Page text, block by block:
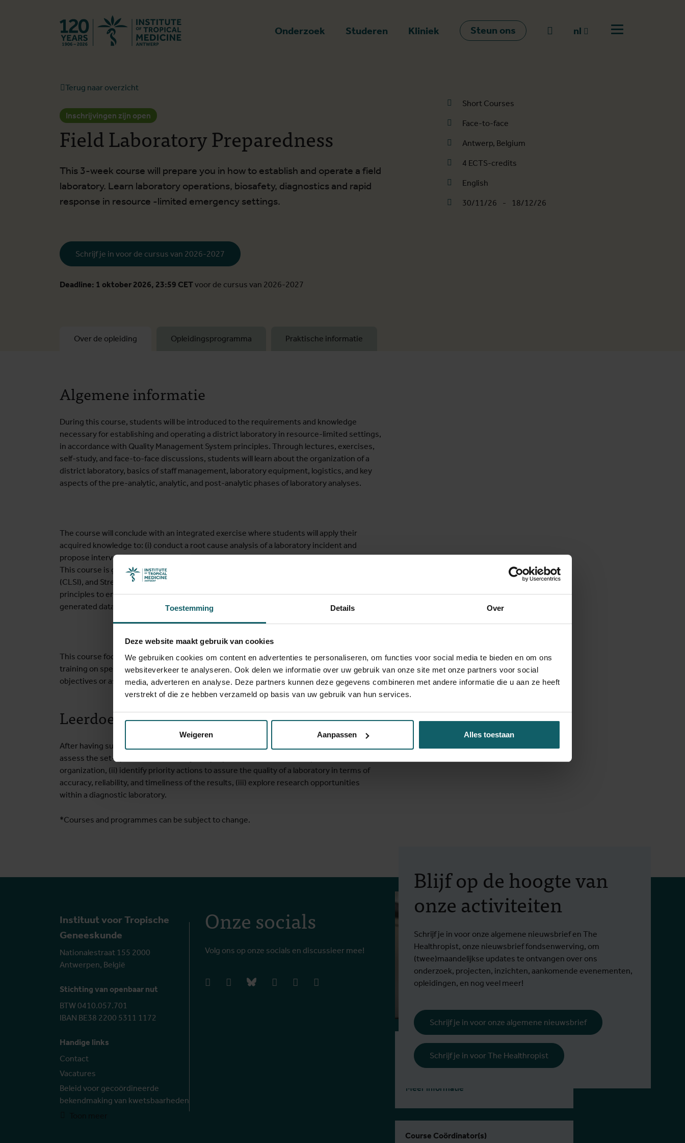
Toestemming Details Over
Deze website maakt gebruik van cookies
We gebruiken cookies om content en advertenties te personaliseren, om functies voor social media te bieden en om ons
websiteverkeer te analyseren. Ook delen we informatie over uw gebruik van onze site met onze partners voor social
media, adverteren en analyse. Deze partners kunnen deze gegevens combineren met andere informatie die u aan ze heeft
verstrekt of die ze hebben verzameld op basis van uw gebruik van hun services.
Weigeren Aanpassen Alles toestaan
Onderzoek Studeren Kliniek Steun ons Naar zoeken
nl
Open menu
Terug naar overzicht
Inschrijvingen zijn open
Field Laboratory Preparedness
This 3-week course will prepare you in how to establish and operate a field
laboratory. Learn laboratory operations, biosafety, diagnostics and rapid
response in resource -limited emergency settings.
Schrijf je in voor de cursus van 2026-2027
Deadline: 1 oktober 2026, 23:59 CETvoor de cursus van 2026-2027
Short Courses
Face-to-face
Antwerp, Belgium
4 ECTS-credits
English
30/11/26 - 18/12/26
Over de opleiding Opleidingsprogramma Praktische informatie
Algemene informatie
During this course, students will be introduced to the requirements and knowledge
necessary for establishing and operating a district laboratory in resource-limited settings,
in accordance with Quality Management System principles. Through lectures, exercises,
self-study, and face-to-face discussions, students will learn about the organization of a
district laboratory, basics of staff management, laboratory equipment, logistics, and key
aspects of the pre-analytic, analytic, and post-analytic phases of laboratory analyses.
The course will conclude with an integrated exercise where students will apply their
acquired knowledge to: (i) conduct a root cause analysis of a laboratory incident and
propose interventions, and (ii) discuss the establishment of a diagnostic evaluation study.
This course is grounded in ISO 15189, the Clinical and Laboratory Standards Institute
(CLSI), and Strengthening Laboratory Management Toward Accreditation (SLMTA)
principles to ensure the reliability, quality, consistency, and integrity of laboratory-
generated data.
This course focusses on laboratory quality management and does not include practical
training on specific diagnostic laboratory techniques, unless relevant to specific course
objectives or as part of a demonstration.
Leerdoelstellingen
After having successfully completed the course, participants should be able to (i) critically
assess the set-up of a field laboratory and propose interventions to improve its
organization, (ii) identify priority actions to assure the quality of a laboratory in terms of
accuracy, reliability, and timeliness of the results, (iii) explore research opportunities
within a diagnostic laboratory.
*Courses and programmes can be subject to change.
Inschrijvingsprijs
€ 679 EER / 1722 niet-EER
Meer informatie
Course Coördinator(s)
Instituut voor Tropische
Geneeskunde
Nationalestraat 155 2000
Antwerpen, België
Stichting van openbaar nut
BTW 0410.057.701
IBAN BE38 2200 5311 1172
Handige links
Contact
Vacatures
Beleid voor gecoördineerde
bekendmaking van kwetsbaarheden
Onze socials
Volg ons op onze socials en discussieer mee!
facebookinstagrambluesky linkedIn youtube
Blijf op de hoogte van
onze activiteiten
Schrijf je in voor onze algemene nieuwsbrief en The
Healthropist, onze nieuwsbrief fondsenwerving, om
(twee)maandelijkse updates te ontvangen over ons
onderzoek, projecten, inzichten, aankomende evenementen,
opleidingen, en nog veel meer!
Schrijf je in voor onze algemene nieuwsbrief
Schrijf je in voor The Healthropist